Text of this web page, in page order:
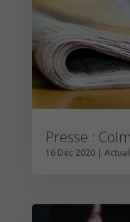
Presse :
16 Déc 2020|